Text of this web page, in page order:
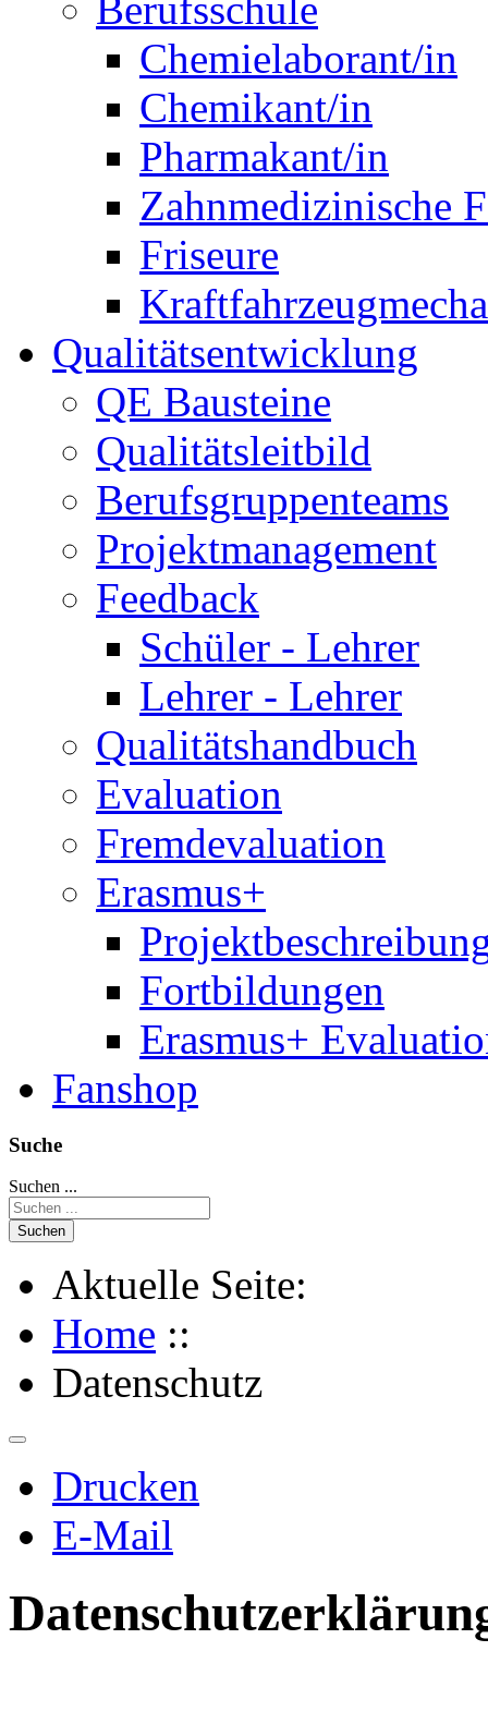
Chemielaborant/in
Chemikant/in
Pharmakant/in
Zahnmedizinische
Friseure
Qualitätsentwicklung
QE Bausteine
Qualitätsleitbild
Berufsgruppenteams
Projektmanagement
Feedback
Schüler - Lehrer
Lehrer - Lehrer
Qualitätshandbuch
Evaluation
Fremdevaluation
Erasmus+
Fortbildungen
Erasmus+
Fanshop
Suche
Suchen ...
Suchen
Aktuelle Seite:
Home ::
Datenschutz
Drucken
E-Mail